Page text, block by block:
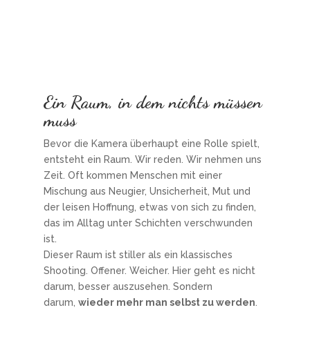
Ein Raum, in dem nichts müssen
muss
Bevor die Kamera überhaupt eine Rolle spielt,
entsteht ein Raum. Wir reden. Wir nehmen uns
Zeit. Oft kommen Menschen mit einer
Mischung aus Neugier, Unsicherheit, Mut und
der leisen Hoffnung, etwas von sich zu finden,
das im Alltag unter Schichten verschwunden
ist.
Dieser Raum ist stiller als ein klassisches
Shooting. Offener. Weicher. Hier geht es nicht
darum, besser auszusehen. Sondern
darum, wieder mehr man selbst zu werden